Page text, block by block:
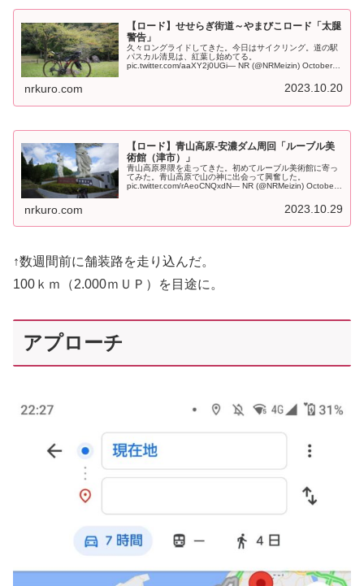
【ロード】せせらぎ街道～やまびこロード「太腿
警告」
久々ロングライドしてきた。今日はサイクリング。道の駅
パスカル清見は、紅葉し始めてる。
pic.twitter.com/aaXY2j0UGi— NR (@NRMeizin) October 8,
nrkuro.com 2023.10.20
【ロード】青山高原-安濃ダム周回「ルーブル美
術館（津市）」
青山高原界隈を走ってきた。初めてルーブル美術館に寄っ
てみた。青山高原で山の神に出会って興奮した。
pic.twitter.com/rAeoCNQxdN— NR (@NRMeizin) October
nrkuro.com 2023.10.29
↑数週間前に舗装路を走り込んだ。
100ｋｍ（2.000ｍＵＰ）を目途に。
アプローチ